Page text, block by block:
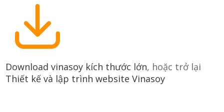
Download vinasoy kích thước lớn, hoặc trở lại
Thiết kế và lập trình website Vinasoy